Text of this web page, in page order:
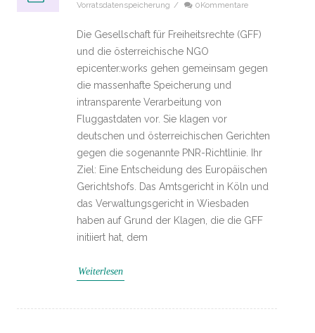
Vorratsdatenspeicherung / 0Kommentare
Die Gesellschaft für Freiheitsrechte (GFF)
und die österreichische NGO
epicenter.works gehen gemeinsam gegen
die massenhafte Speicherung und
intransparente Verarbeitung von
Fluggastdaten vor. Sie klagen vor
deutschen und österreichischen Gerichten
gegen die sogenannte PNR-Richtlinie. Ihr
Ziel: Eine Entscheidung des Europäischen
Gerichtshofs. Das Amtsgericht in Köln und
das Verwaltungsgericht in Wiesbaden
haben auf Grund der Klagen, die die GFF
initiiert hat, dem
Weiterlesen